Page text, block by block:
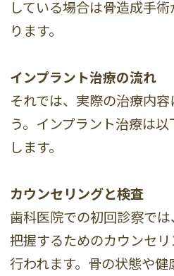
している場合は骨造成手
ります。
インプラント治療の流れ
それでは、実際の治療内
う。インプラント治療は
します。
カウンセリングと検査
歯科医院での初回診察で
把握するためのカウンセ
行われます。骨の状態や